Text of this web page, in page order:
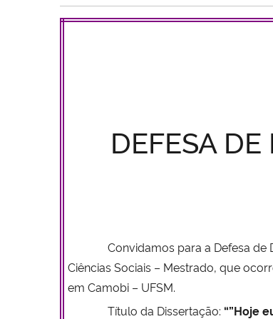
DEFESA DE
Convidamos para a Defesa
Ciências Sociais – Mestrado, que
em Camobi – UFSM.
Título da Dissertação: “”Hoje